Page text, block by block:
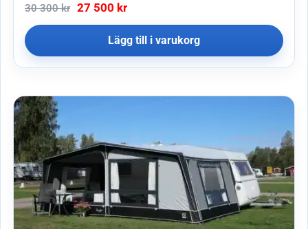
30 300kr 27 500 kr
Lägg till i varukorg